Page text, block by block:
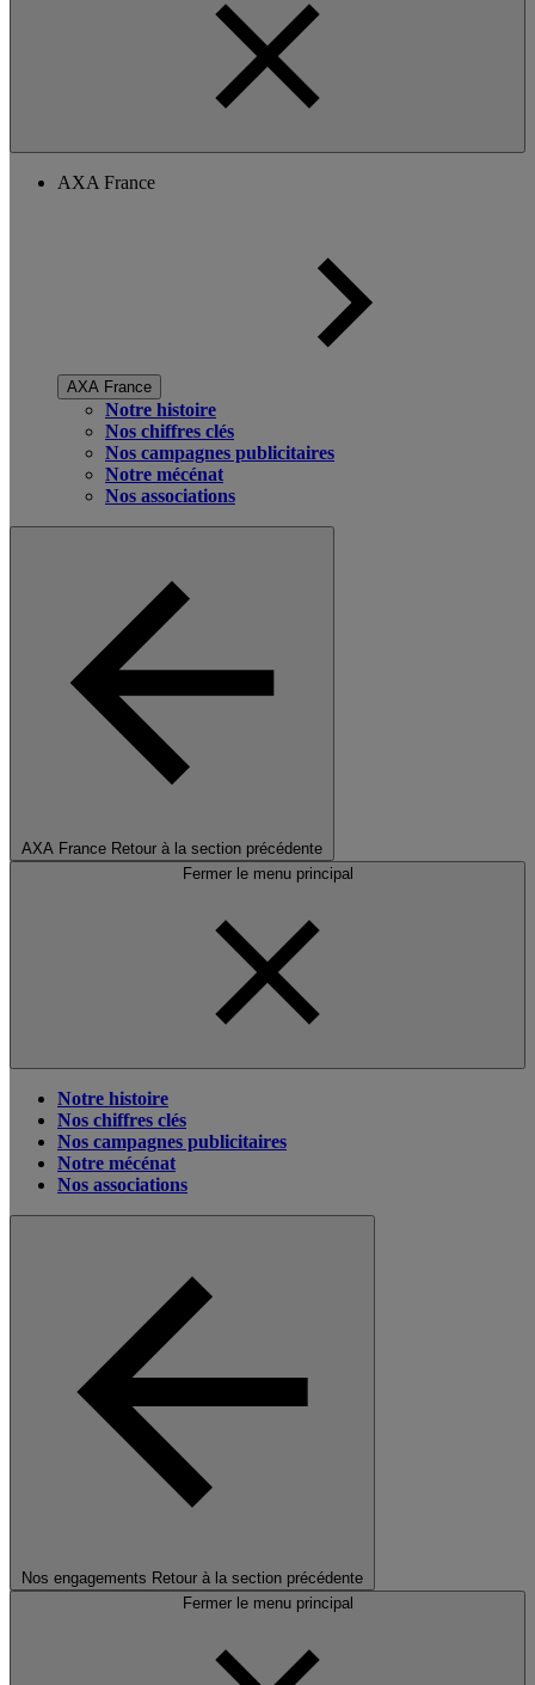
AXA France
AXA France
Notre histoire
Nos chiffres clés
Nos campagnes publicitaires
Notre mécénat
Nos associations
AXA France Retour à la section précédente
Fermer le menu principal
Notre histoire
Nos chiffres clés
Nos campagnes publicitaires
Notre mécénat
Nos associations
Nos engagements Retour à la section précédente
Fermer le menu principal